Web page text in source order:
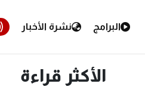
البرامج نشرة الأخبار
الأكثر قراءة